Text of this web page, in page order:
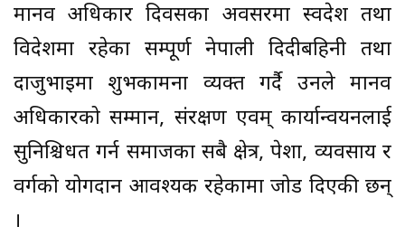
मानव अधिकार दिवसका अवसरमा स्वदेश तथा
विदेशमा रहेका सम्पूर्ण नेपाली दिदीबहिनी तथा
दाजुभाइमा शुभकामना व्यक्त गर्दै उनले मानव
अधिकारको सम्मान, संरक्षण एवम् कार्यान्वयनलाई
सुनिश्चिधत गर्न समाजका सबै क्षेत्र, पेशा, व्यवसाय र
वर्गको योगदान आवश्यक रहेकामा जोड दिएकी छन्
।